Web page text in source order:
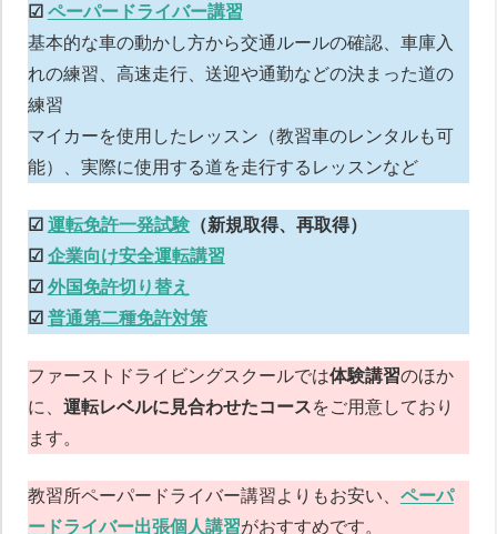
☑︎ ペーパードライバー講習
基本的な車の動かし方から交通ルールの確認、車庫入
れの練習、高速走行、送迎や通勤などの決まった道の
練習
マイカーを使用したレッスン（教習車のレンタルも可
能）、実際に使用する道を走行するレッスンなど
☑︎ 運転免許一発試験（新規取得、再取得）
☑︎ 企業向け安全運転講習
☑︎ 外国免許切り替え
☑︎ 普通第二種免許対策
ファーストドライビングスクールでは体験講習のほか
に、 運転レベルに見合わせたコースをご用意しており
ます。
教習所ペーパードライバー講習よりもお安い、 ペーパ
ードライバー出張個人講習がおすすめです。